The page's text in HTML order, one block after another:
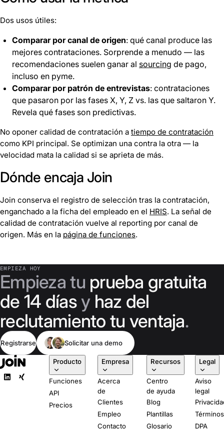
Dos usos útiles:
Comparar por canal de origen: qué canal produce las
mejores contrataciones. Sorprende a menudo — las
recomendaciones suelen ganar al sourcing de pago,
incluso en pyme.
Comparar por patrón de entrevistas: contrataciones
que pasaron por las fases X, Y, Z vs. las que saltaron Y.
Revela qué fases son predictivas.
No oponer calidad de contratación a tiempo de contratación
como KPI principal. Se optimizan una contra la otra — la
velocidad mata la calidad si se aprieta de más.
Dónde encaja Join
Join conserva el registro de selección tras la contratación,
enganchado a la ficha del empleado en el HRIS. La señal de
calidad de contratación vuelve al reporting por canal de
origen. Más en la página de funciones.
EMPIEZA HOY
Empieza tu prueba gratuita
de 14 díasy haz del
reclutamiento tu ventaja.
Registrarse Solicitar una demo
Producto
Funciones
API
Precios
Empresa
Acerca
de
Clientes
Empleo
Contacto
Recursos
Centro
de ayuda
Blog
Plantillas
Glosario
Legal
Aviso
legal
Términos
DPA